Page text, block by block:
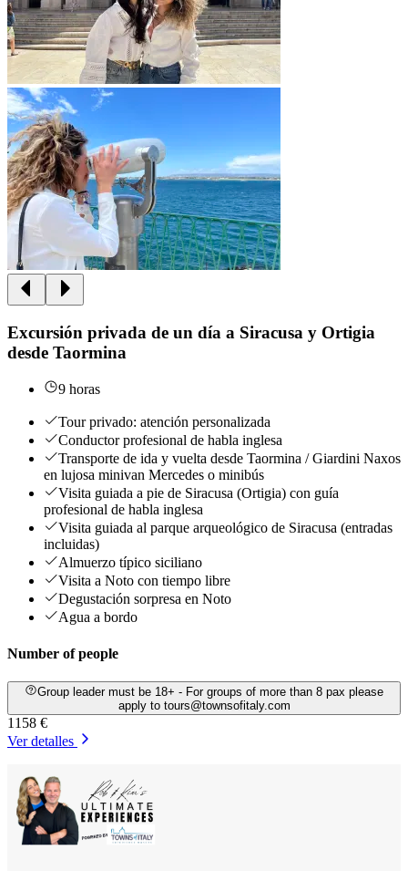
Excursión privada de un día a Siracusa y Ortigia
desde Taormina
9 horas
Tour privado: atención personalizada
Conductor profesional de habla inglesa
Transporte de ida y vuelta desde Taormina / Giardini Naxos
en lujosa minivan Mercedes o minibús
Visita guiada a pie de Siracusa (Ortigia) con guía
profesional de habla inglesa
Visita guiada al parque arqueológico de Siracusa (entradas
incluidas)
Almuerzo típico siciliano
Visita a Noto con tiempo libre
Degustación sorpresa en Noto
Agua a bordo
Number of people
Group leader must be 18+ - For groups of more than 8 pax please
apply to tours@townsofitaly.com
1158 €
Ver detalles